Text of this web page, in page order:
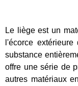
Le liège est un
l'écorce
substance
offre une série de
autres matériaux